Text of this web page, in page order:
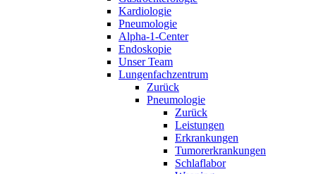
Kardiologie
Pneumologie
Alpha-1-Center
Endoskopie
Unser Team
Lungenfachzentrum
Zurück
Pneumologie
Zurück
Leistungen
Erkrankungen
Tumorerkrankungen
Schlaflabor